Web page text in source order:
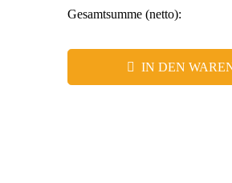
Gesamtsumme (netto):
IN DEN